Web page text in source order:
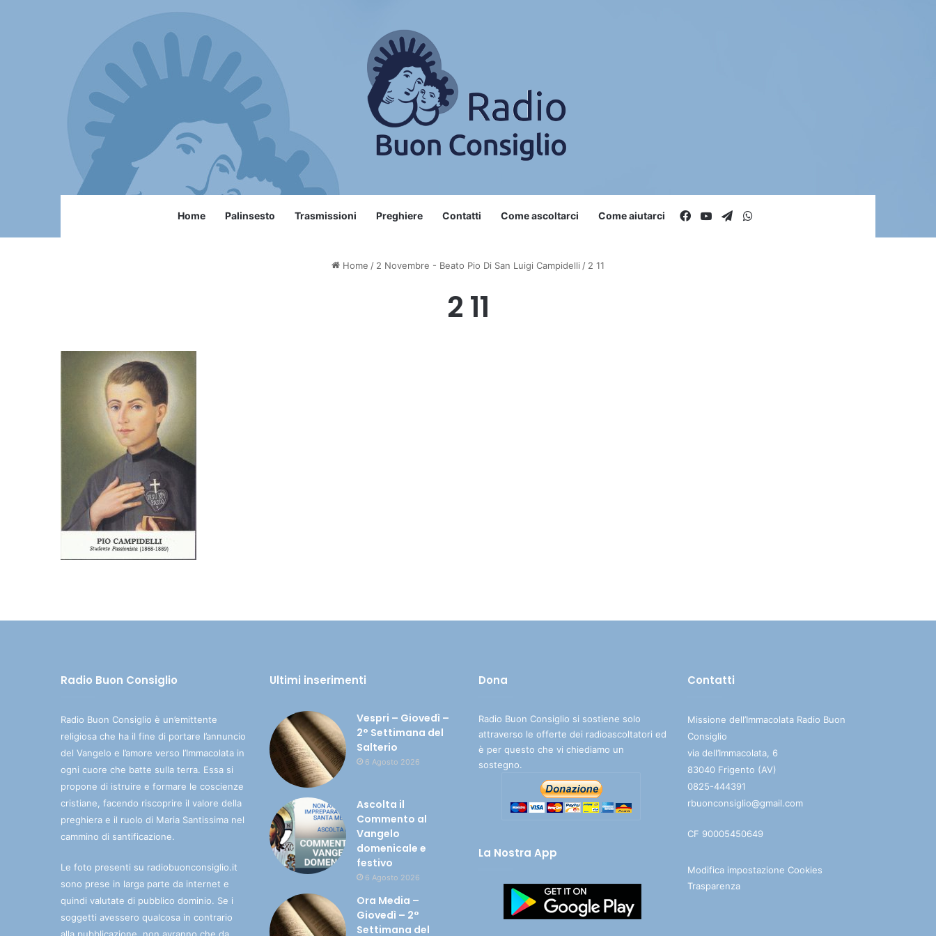
Home Palinsesto Trasmissioni Preghiere Contatti Come ascoltarci Come aiutarci Facebook
You TubeTelegram
Home / 2 Novembre - Beato Pio Di San Luigi Campidelli / 2 11
2 11
Radio Buon Consiglio
Radio Buon Consiglio è un’emittente
religiosa che ha il fine di portare l’annuncio
del Vangelo e l’amore verso l’Immacolata in
ogni cuore che batte sulla terra. Essa si
propone di istruire e formare le coscienze
cristiane, facendo riscoprire il valore della
preghiera e il ruolo di Maria Santissima nel
cammino di santificazione.
Le foto presenti su radiobuonconsiglio.it
sono prese in larga parte da internet e
quindi valutate di pubblico dominio. Se i
soggetti avessero qualcosa in contrario
Ultimi inserimenti
Vespri – Giovedì –
2° Settimana del
Salterio
6 Agosto 2026
Ascolta il
Commento al
Vangelo
domenicale e
festivo
6 Agosto 2026
Ora Media –
Giovedì – 2°
Settimana del
Dona
Radio Buon Consiglio si sostiene solo
attraverso le offerte dei radioascoltatori ed
è per questo che vi chiediamo un
sostegno.
La Nostra App
Contatti
Missione dell’Immacolata Radio Buon
Consiglio
via dell’Immacolata, 6
83040 Frigento (AV)
0825-444391
rbuonconsiglio@gmail.com
CF 90005450649
Modifica impostazione Cookies
Trasparenza